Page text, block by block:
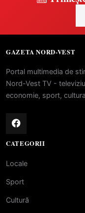
GAZETA NORD-VEST
Portal multimedia de
Nord-Vest TV -
economie, sport,
CATEGORII
Locale
Sport
Cultură